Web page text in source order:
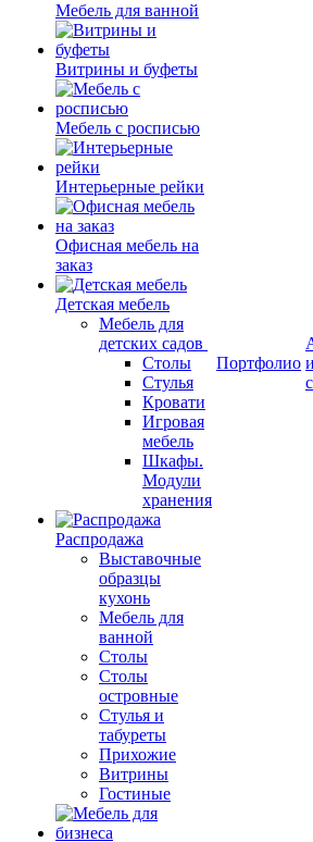
Мебель для ванной
Витрины и буфеты
Мебель с росписью
Интерьерные рейки
Офисная мебель на
заказ
Детская мебель
Мебель для
детских садов
Столы
Стулья
Кровати
Игровая
мебель
Шкафы.
Модули
хранения
Распродажа
Выставочные
образцы
кухонь
Мебель для
ванной
Столы
Столы
островные
Стулья и
табуреты
Прихожие
Витрины
Гостиные
Портфолио и